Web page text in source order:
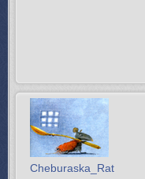
Cheburaska_Rat